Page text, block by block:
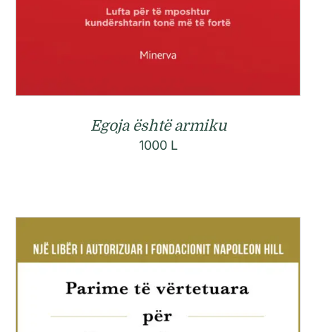
Egoja është armiku
1000 L